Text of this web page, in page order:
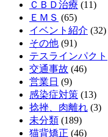
ＣＢＤ治療 (11)
ＥＭＳ (65)
イベント紹介 (32)
その他 (91)
テスラインパクト
交通事故 (46)
営業日 (9)
感染症対策 (13)
捻挫、肉離れ (3)
未分類 (189)
猫背矯正 (46)